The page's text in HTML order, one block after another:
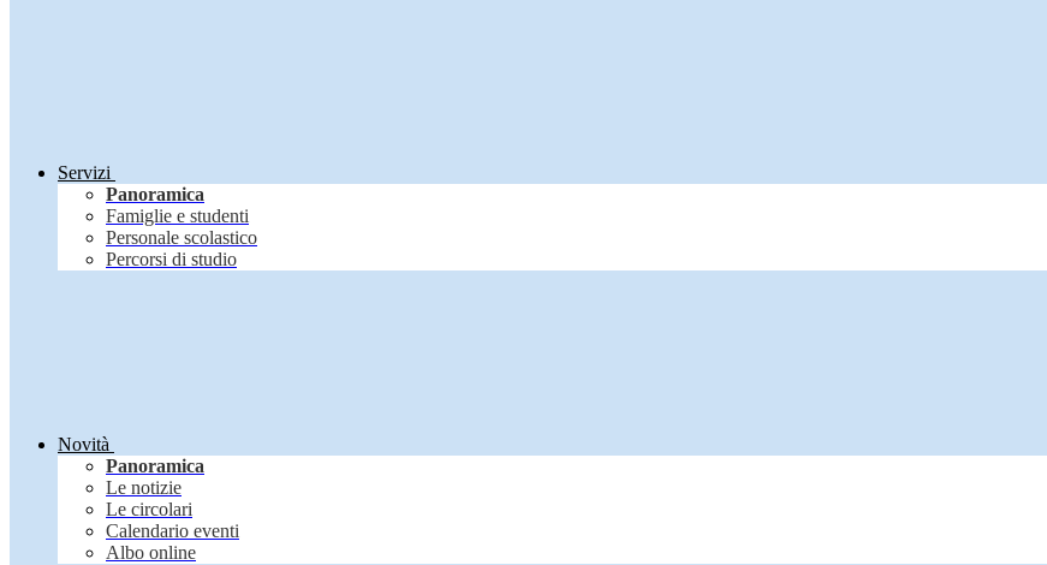
Servizi
Panoramica
Famiglie e studenti
Personale scolastico
Percorsi di studio
Novità
Panoramica
Le notizie
Le circolari
Calendario eventi
Albo online